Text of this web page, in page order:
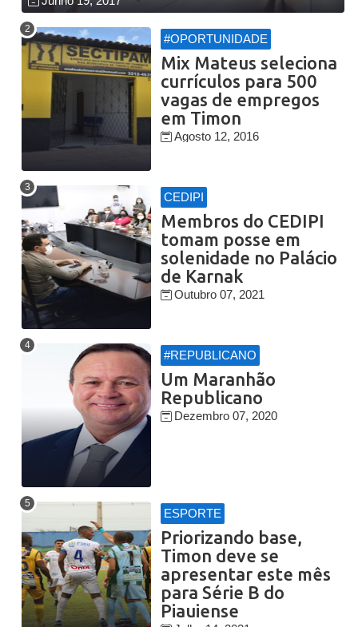
#OPORTUNIDADE
Mix Mateus seleciona
currículos para 500
vagas de empregos
em Timon
Agosto 12, 2016
CEDIPI
Membros do CEDIPI
tomam posse em
solenidade no Palácio
de Karnak
Outubro 07, 2021
#REPUBLICANO
Um Maranhão
Republicano
Dezembro 07, 2020
ESPORTE
Priorizando base,
Timon deve se
apresentar este mês
para Série B do
Piauiense